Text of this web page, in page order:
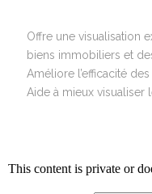
Offre une visualisation
biens immobiliers et
Améliore l’efficacité
Aide à mieux visualiser